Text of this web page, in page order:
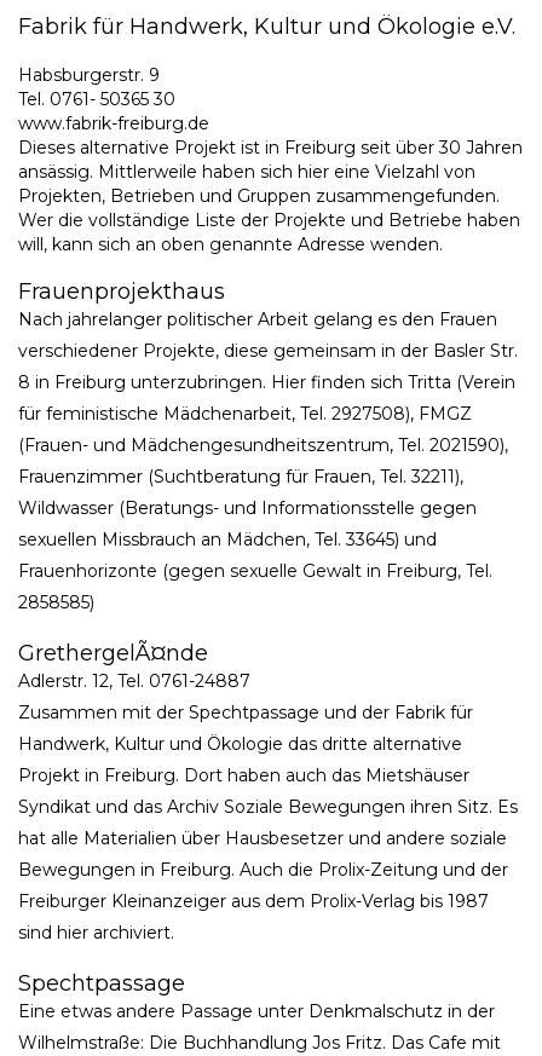
Fabrik für Handwerk, Kultur und Ökologie e.V.
Habsburgerstr. 9
Tel. 0761- 50365 30
www.fabrik-freiburg.de
Dieses alternative Projekt ist in Freiburg seit über 30 Jahren
ansässig. Mittlerweile haben sich hier eine Vielzahl von
Projekten, Betrieben und Gruppen zusammengefunden.
Wer die vollständige Liste der Projekte und Betriebe haben
will, kann sich an oben genannte Adresse wenden.
Frauenprojekthaus
Nach jahrelanger politischer Arbeit gelang es den Frauen
verschiedener Projekte, diese gemeinsam in der Basler Str.
8 in Freiburg unterzubringen. Hier finden sich Tritta (Verein
für feministische Mädchenarbeit, Tel. 2927508), FMGZ
(Frauen- und Mädchengesundheitszentrum, Tel. 2021590),
Frauenzimmer (Suchtberatung für Frauen, Tel. 32211),
Wildwasser (Beratungs- und Informationsstelle gegen
sexuellen Missbrauch an Mädchen, Tel. 33645) und
Frauenhorizonte (gegen sexuelle Gewalt in Freiburg, Tel.
2858585)
GrethergelÃ¤nde
Adlerstr. 12, Tel. 0761-24887
Zusammen mit der Spechtpassage und der Fabrik für
Handwerk, Kultur und Ökologie das dritte alternative
Projekt in Freiburg. Dort haben auch das Mietshäuser
Syndikat und das Archiv Soziale Bewegungen ihren Sitz. Es
hat alle Materialien über Hausbesetzer und andere soziale
Bewegungen in Freiburg. Auch die Prolix-Zeitung und der
Freiburger Kleinanzeiger aus dem Prolix-Verlag bis 1987
sind hier archiviert.
Spechtpassage
Eine etwas andere Passage unter Denkmalschutz in der
Wilhelmstraße: Die Buchhandlung Jos Fritz. Das Cafe mit